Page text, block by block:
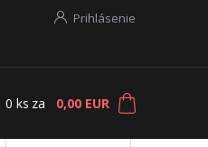
Prihlásenie
0 ks za 0,00 EUR